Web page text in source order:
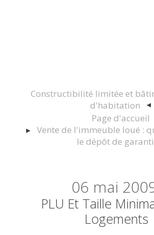
Constructibilité limitée et
d'habitation
Page d'accueil
Vente de l'immeuble loué :
le dépôt de
06 mai
PLU Et Taille
Logements